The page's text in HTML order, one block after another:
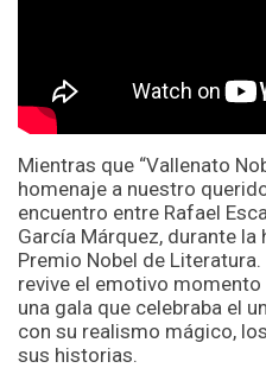
Mientras que “Vallenato
homenaje a nuestro
encuentro entre Rafael
García Márquez, durante
Premio Nobel de
revive el emotivo
una gala que celebraba el
con su realismo mágico,
sus historias.